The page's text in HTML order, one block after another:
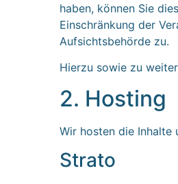
haben, können Sie
Einschränkung der
Aufsichtsbehörde zu.
Hierzu sowie zu
2. Hosting
Wir hosten die Inhalte
Strato